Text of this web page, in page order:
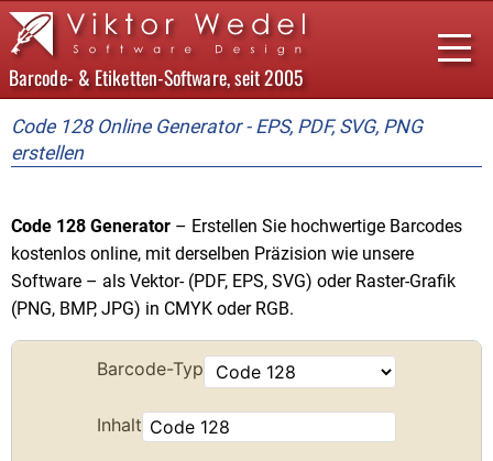
Barcode- & Etiketten-Software, seit 2005
Code 128 Online Generator - EPS, PDF, SVG, PNG
erstellen
Code 128 Generator – Erstellen Sie hochwertige Barcodes
kostenlos online, mit derselben Präzision wie unsere
Software – als Vektor- (PDF, EPS, SVG) oder Raster-Grafik
(PNG, BMP, JPG) in CMYK oder RGB.
Barcode Forge
Barcode Vectorizer
EAN-13
ISBN-13
UPC-A
Startseite
Bestellen
Support
Referenzen
Impressum